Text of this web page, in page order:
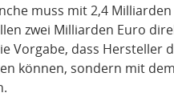
muss mit 2,4
zwei Milliarden Euro
Vorgabe, dass
können, sondern mit